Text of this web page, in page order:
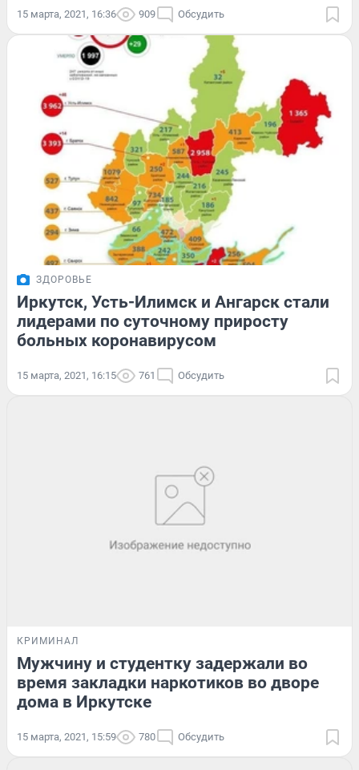
15 марта, 2021, 16:36 909 Обсудить
ЗДОРОВЬЕ
Иркутск, Усть-Илимск и Ангарск стали
лидерами по суточному приросту
больных коронавирусом
15 марта, 2021, 16:15 761 Обсудить
КРИМИНАЛ
Мужчину и студентку задержали во
время закладки наркотиков во дворе
дома в Иркутске
15 марта, 2021, 15:59 780 Обсудить